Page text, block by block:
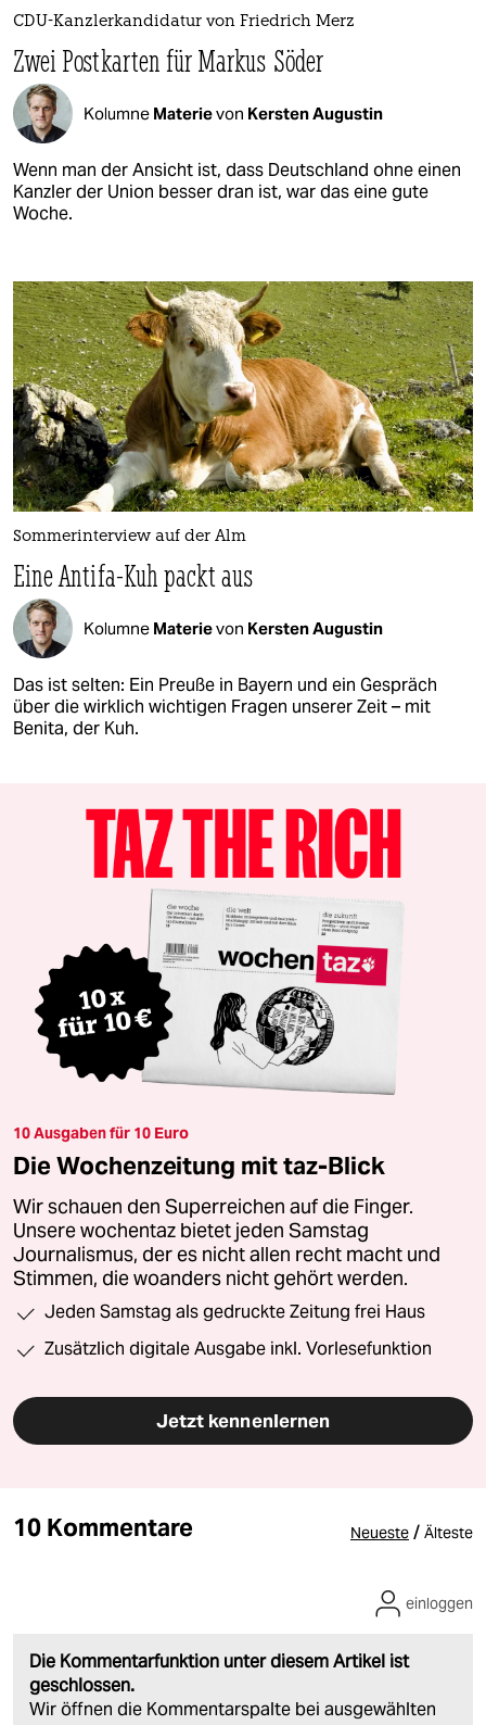
CDU-Kanzlerkandidatur von Friedrich Merz
Zwei Postkarten für Markus Söder
Kolumne Materievon Kersten Augustin
Wenn man der Ansicht ist, dass Deutschland ohne einen
Kanzler der Union besser dran ist, war das eine gute
Woche.
Sommerinterview auf der Alm
Eine Antifa-Kuh packt aus
Kolumne Materievon Kersten Augustin
Das ist selten: Ein Preuße in Bayern und ein Gespräch
über die wirklich wichtigen Fragen unserer Zeit – mit
Benita, der Kuh.
10 Ausgaben für 10 Euro
Die Wochenzeitung mit taz-Blick
Wir schauen den Superreichen auf die Finger.
Unsere wochentaz bietet jeden Samstag
Journalismus, der es nicht allen recht macht und
Stimmen, die woanders nicht gehört werden.
Jeden Samstag als gedruckte Zeitung frei Haus
Zusätzlich digitale Ausgabe inkl. Vorlesefunktion
Jetzt kennenlernen
10 Kommentare Neueste / Älteste
Die Kommentarfunktion unter diesem Artikel ist
geschlossen.
Wir öffnen die Kommentarspalte bei ausgewählten
einloggen